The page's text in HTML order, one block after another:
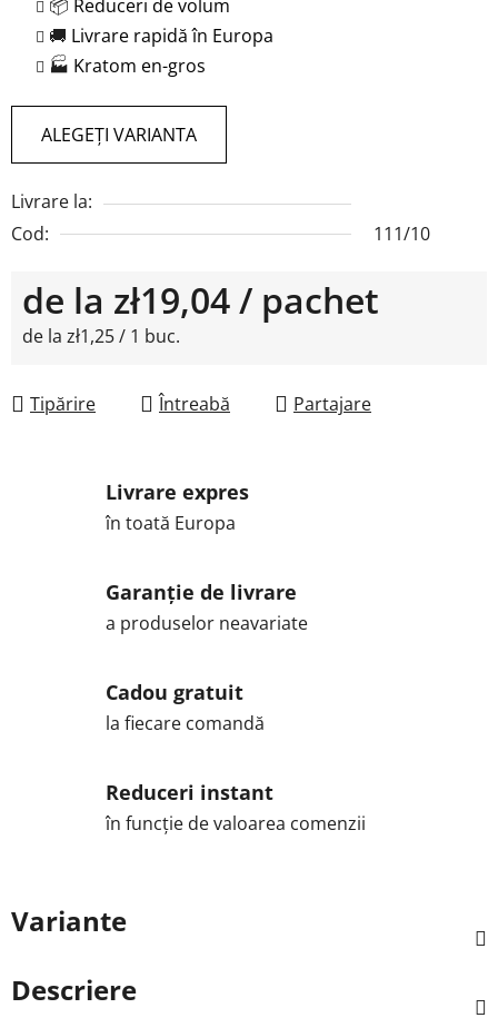
📦 Reduceri de volum
🚚 Livrare rapidă în Europa
🏭 Kratom en-gros
ALEGEŢI VARIANTA
Livrare la:
Cod:
111/10
de la zł19,04/ pachet
Evaluare preţ:
de la zł1,25 / 1 buc.
Tipărire Întreabă Partajare
Livrare expres
în toată Europa
Garanție de livrare
a produselor neavariate
Cadou gratuit
la fiecare comandă
Reduceri instant
în funcție de valoarea comenzii
Variante
Descriere